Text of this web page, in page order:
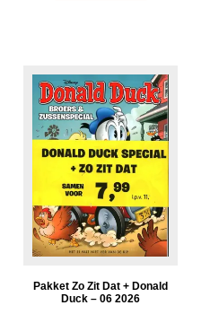
Pakket Zo Zit Dat + Donald
Duck – 06 2026